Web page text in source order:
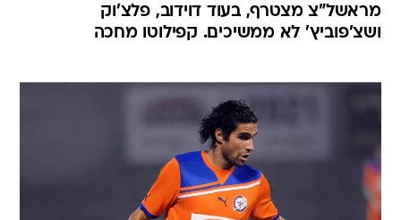
מראשל"צ מצטרף, בעוד דוידוב, פלצ'וק
ושצ'פוביץ' לא ממשיכים. קפילוטו מחכה